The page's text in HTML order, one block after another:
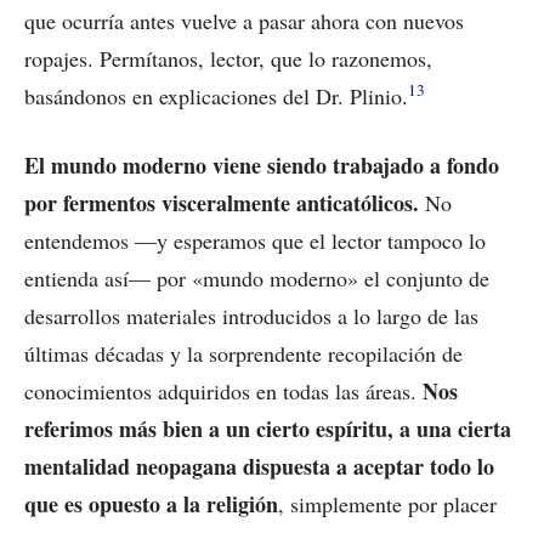
que ocurría antes vuelve a pasar ahora con nuevos
ropajes. Permítanos, lector, que lo razonemos,
basándonos en explicaciones del Dr. Plinio.13
El mundo moderno viene siendo trabajado a fondo
por fermentos visceralmente anticatólicos. No
entendemos —y esperamos que el lector tampoco lo
entienda así— por «mundo moderno» el conjunto de
desarrollos materiales introducidos a lo largo de las
últimas décadas y la sorprendente recopilación de
conocimientos adquiridos en todas las áreas. Nos
referimos más bien a un cierto espíritu, a una cierta
mentalidad neopagana dispuesta a aceptar todo lo
que es opuesto a la religión, simplemente por placer